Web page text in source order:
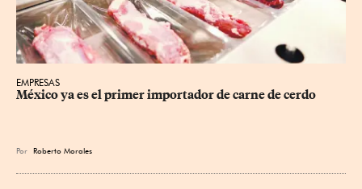
EMPRESAS
México ya es el primer importador de carne de cerdo
Por Roberto Morales